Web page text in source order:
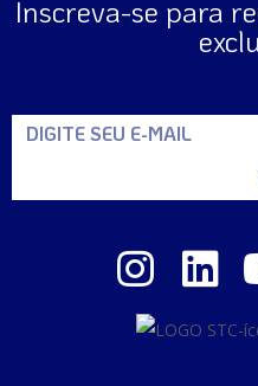
Inscreva-se para